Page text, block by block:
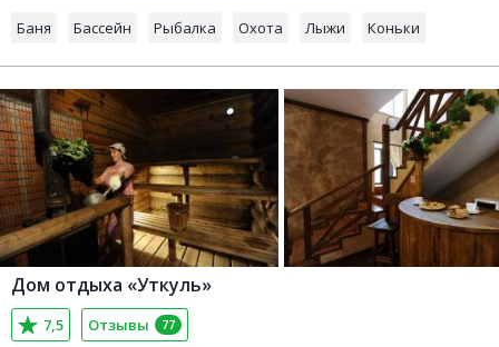
Баня Бассейн Рыбалка Охота Лыжи Коньки
Дом отдыха «Уткуль»
7,5 Отзывы 77